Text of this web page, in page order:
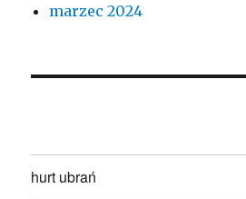
marzec 2024
hurt ubrań